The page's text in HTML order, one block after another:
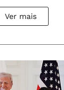
Ver mais